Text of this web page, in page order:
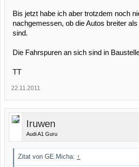
Bis jetzt habe ich aber trotzdem noch
nachgemessen, ob die Autos breiter
sind.
Die Fahrspuren an sich sind in
TT
22.11.2011
Iruwen
Audi A1 Guru
Zitat von GE.Micha: ↑